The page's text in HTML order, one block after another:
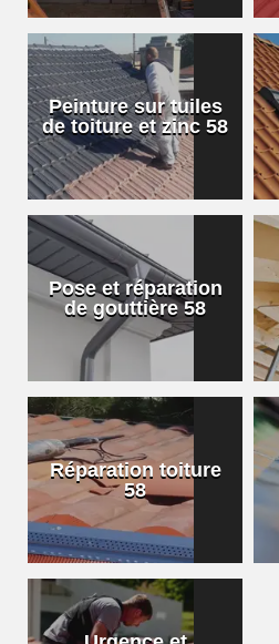
Peinture sur tuiles
de toiture et zinc 58
Pose et réparation
de gouttière 58
Réparation toiture
58